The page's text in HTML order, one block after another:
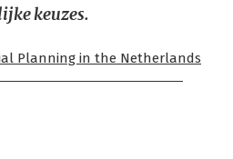
keuzes.
Planning in the Netherlands